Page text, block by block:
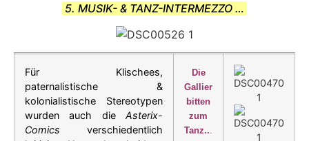
5. MUSIK- & TANZ-INTERMEZZO …
Für Klischees,
paternalistische &
kolonialistische Stereotypen
wurden auch die Asterix-
Comics verschiedentlich
Die
Gallier
bitten
zum
Tanz...